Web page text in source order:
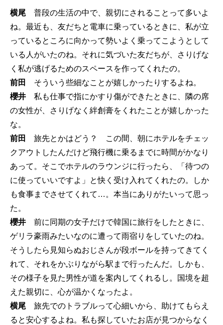
横尾 普段の生活の中で、親切にされることって多いよ
ね。最近も、友だちと電車に乗っているときに、私が立
っているところに向かって勢いよく乗ってこようとして
いる人がいたのね。それに気づいた友だちが、さりげな
く私が逃げるためのスペースを作ってくれたの。
前田
そういう些細なことが嬉しかったりするよね。
櫻井 私も仕事で指にかすり傷ができたときに、隣の席
の女性が、さりげなく絆創膏をくれたことが嬉しかった
な。
前田
旅先とかはどう？ この間、朝にホテルをチェッ
クアウトしたんだけど飛行機に乗るまでに時間がかなり
あって。そこでホテルのラウンジに行ったら、「待つの
に使っていいですよ」と快く受け入れてくれたの。しか
も食事までさせてくれて…。本当にありがたいって思っ
た。
櫻井 前に同期の女子だけで韓国に旅行をしたときに、
ゲリラ豪雨みたいなのに遭って雨宿りをしていたのね。
そうしたら見知らぬおじさんが段ボールを持ってきてく
れて、それをかぶりながら駅まで行ったんだ。しかも、
その様子を見た男性が道を案内してくれるし。国境を超
えた親切に、心が温かくなったよ。
横尾 旅先でのトラブルって心細いから、助けてもらえ
ると安心するよね。私も探していたお店が見つからなく